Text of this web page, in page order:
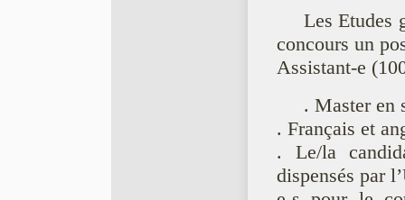
Les Etudes
concours un
Assistant-e
. Master en
. Français et
. Le/la
dispensés par